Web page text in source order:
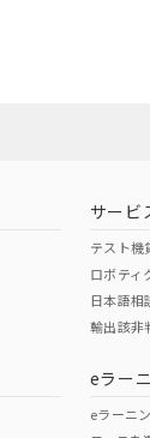
の製品の規格認証
こちらのページか
サービ
テスト機
ロボティ
日本語相
輸出該非
eラー
eラーニ